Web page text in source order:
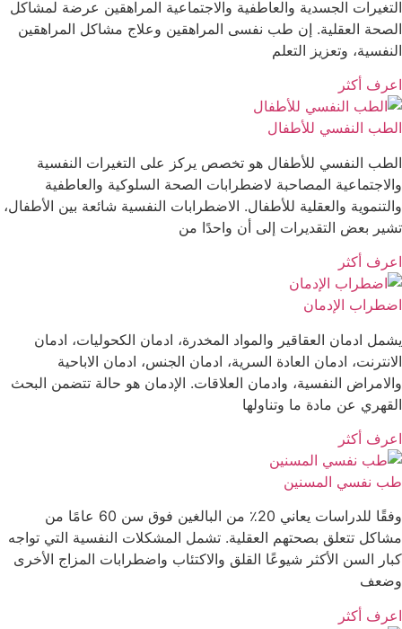
التغيرات الجسدية والعاطفية والاجتماعية المراهقين عرضة لمشاكل
الصحة العقلية. إن طب نفسى المراهقين وعلاج مشاكل المراهقين
النفسية، وتعزيز التعلم
اعرف أكثر
الطب النفسي للأطفال
الطب النفسي للأطفال هو تخصص يركز على التغيرات النفسية
والاجتماعية المصاحبة لاضطرابات الصحة السلوكية والعاطفية
والتنموية والعقلية للأطفال. الاضطرابات النفسية شائعة بين الأطفال،
تشير بعض التقديرات إلى أن واحدًا من
اعرف أكثر
اضطراب الإدمان
يشمل ادمان العقاقير والمواد المخدرة، ادمان الكحوليات، ادمان
الانترنت، ادمان العادة السرية، ادمان الجنس، ادمان الاباحية
والامراض النفسية، وادمان العلاقات. الإدمان هو حالة تتضمن البحث
القهري عن مادة ما وتناولها
اعرف أكثر
طب نفسي المسنين
وفقًا للدراسات يعاني 20٪ من البالغين فوق سن 60 عامًا من
مشاكل تتعلق بصحتهم العقلية. تشمل المشكلات النفسية التي تواجه
كبار السن الأكثر شيوعًا القلق والاكتئاب واضطرابات المزاج الأخرى
وضعف
اعرف أكثر